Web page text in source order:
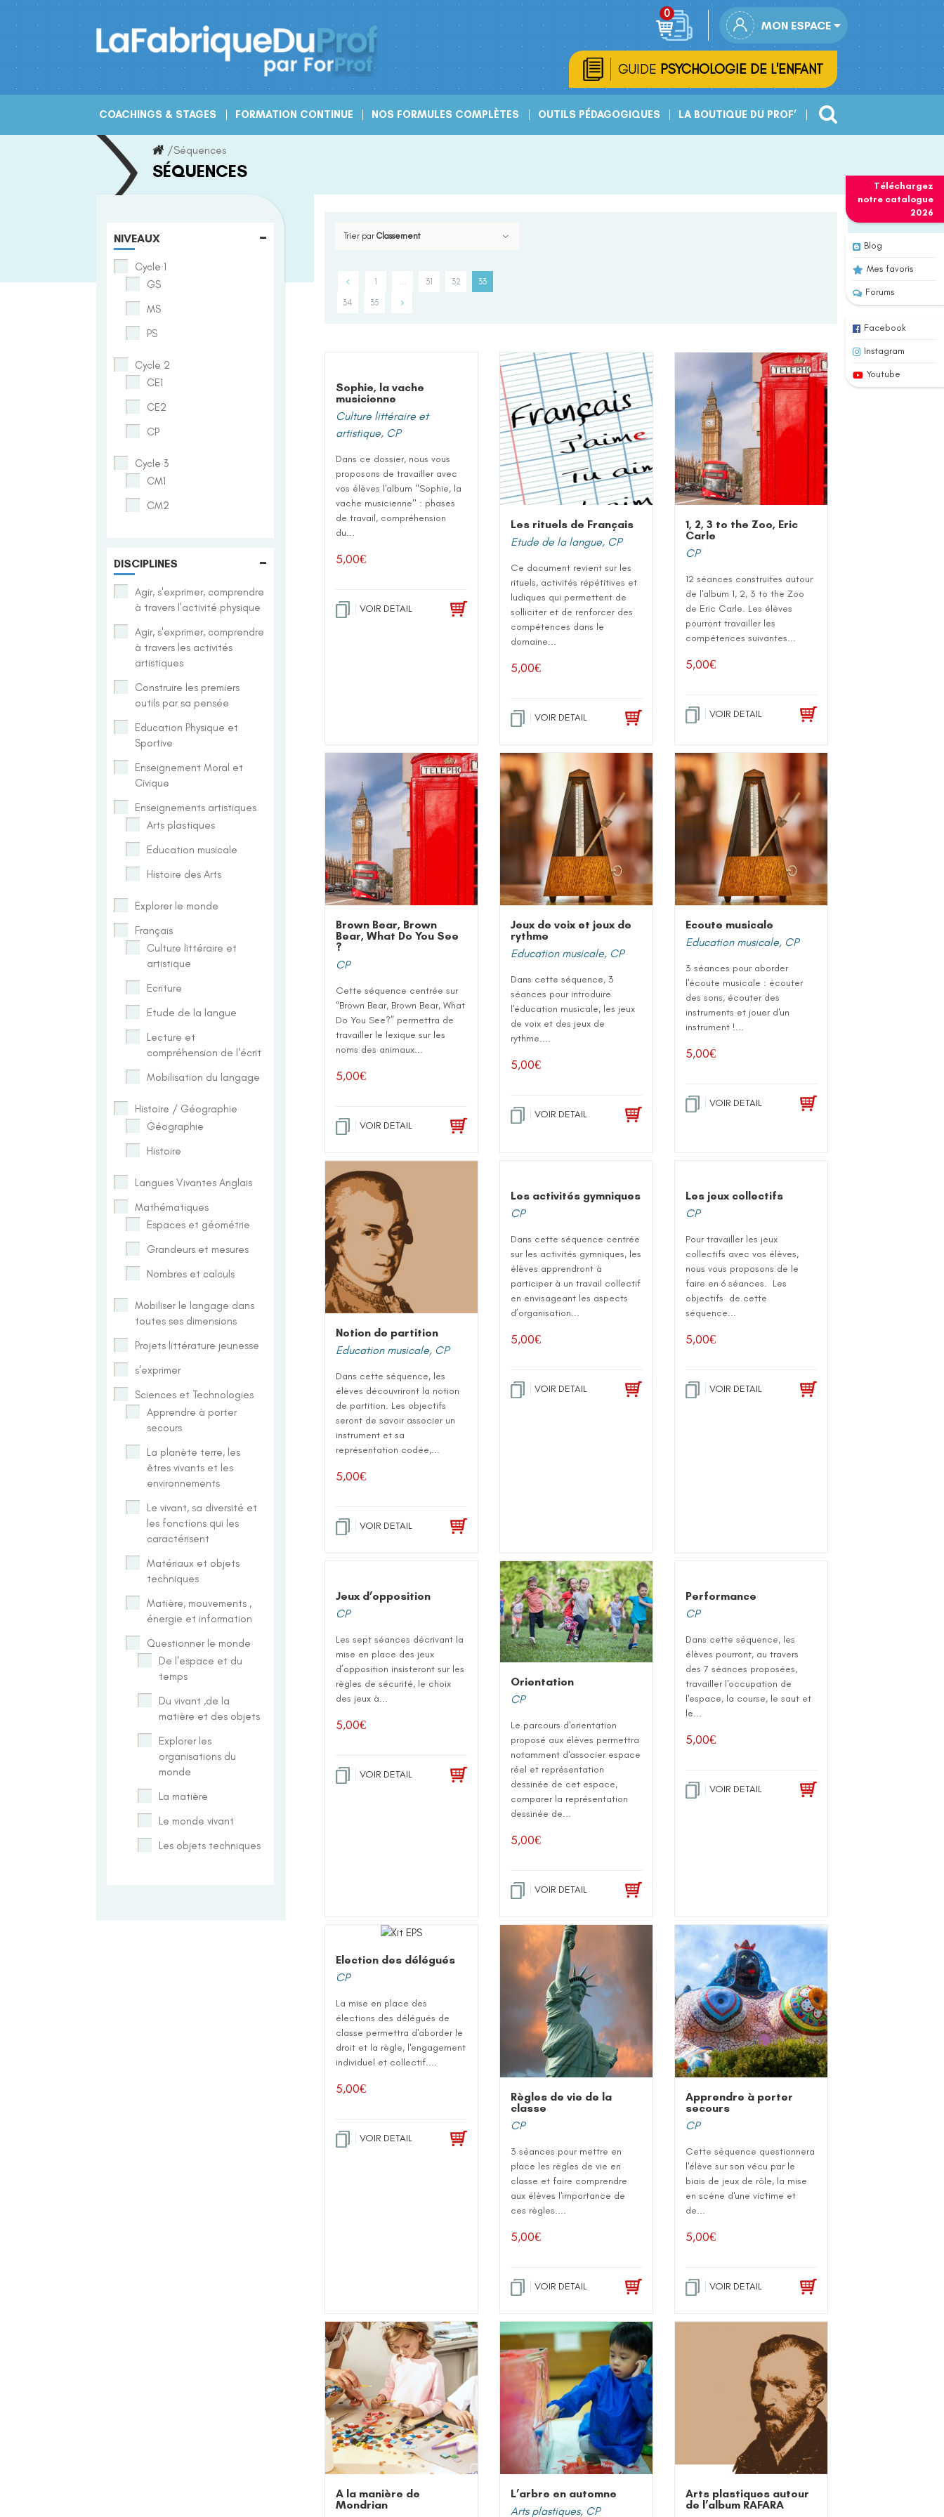
Téléchargez
notre catalogue
2026
Blog
Mes favoris
Forums
Facebook
Instagram
Youtube
Skip
to
MON ESPACE
GUIDE PSYCHOLOGIE DE L'ENFANT
COACHINGS & STAGES FORMATION CONTINUE NOS FORMULES COMPLÈTES OUTILS PÉDAGOGIQUES LA BOUTIQUE DU PROF’
/Séquences
SÉQUENCES
Trier parClassement
1 … 31 32 33
34 35
Sophie, la vache
musicienne
Culture littéraire et
artistique, CP
Dans ce dossier, nous vous
proposons de travailler avec
vos élèves l'album "Sophie, la
vache musicienne" : phases
de travail, compréhension
du...
5,00€
VOIR DETAIL
Les rituels de Français
Etude de la langue, CP
Ce document revient sur les
rituels, activités répétitives et
ludiques qui permettent de
solliciter et de renforcer des
compétences dans le
domaine...
5,00€
VOIR DETAIL
1, 2, 3 to the Zoo, Eric
Carle
CP
12 séances construites autour
de l'album 1, 2, 3 to the Zoo
de Eric Carle. Les élèves
pourront travailler les
compétences suivantes...
5,00€
VOIR DETAIL
Brown Bear, Brown
Bear, What Do You See
?
CP
Cette séquence centrée sur
“Brown Bear, Brown Bear, What
Do You See?” permettra de
travailler le lexique sur les
noms des animaux...
5,00€
VOIR DETAIL
Jeux de voix et jeux de
rythme
Education musicale, CP
Dans cette séquence, 3
séances pour introduire
l'éducation musicale, les jeux
de voix et des jeux de
rythme....
5,00€
VOIR DETAIL
Ecoute musicale
Education musicale, CP
3 séances pour aborder
l'écoute musicale : écouter
des sons, écouter des
instruments et jouer d'un
instrument !...
5,00€
VOIR DETAIL
Notion de partition
Education musicale, CP
Dans cette séquence, les
élèves découvriront la notion
de partition. Les objectifs
seront de savoir associer un
instrument et sa
représentation codée,...
5,00€
VOIR DETAIL
Les activités gymniques
CP
Dans cette séquence centrée
sur les activités gymniques, les
élèves apprendront à
participer à un travail collectif
en envisageant les aspects
d’organisation...
5,00€
VOIR DETAIL
Les jeux collectifs
CP
Pour travailler les jeux
collectifs avec vos élèves,
nous vous proposons de le
faire en 6 séances. Les
objectifs de cette
séquence...
5,00€
VOIR DETAIL
Jeux d’opposition
CP
Les sept séances décrivant la
mise en place des jeux
d’opposition insisteront sur les
règles de sécurité, le choix
des jeux à...
5,00€
VOIR DETAIL
Orientation
CP
Le parcours d'orientation
proposé aux élèves permettra
notamment d'associer espace
réel et représentation
dessinée de cet espace,
comparer la représentation
dessinée de...
5,00€
VOIR DETAIL
Performance
CP
Dans cette séquence, les
élèves pourront, au travers
des 7 séances proposées,
travailler l'occupation de
l'espace, la course, le saut et
le...
5,00€
VOIR DETAIL
Election des délégués
CP
La mise en place des
élections des délégués de
classe permettra d'aborder le
droit et la règle, l'engagement
individuel et collectif....
5,00€
VOIR DETAIL
Règles de vie de la
classe
CP
3 séances pour mettre en
place les règles de vie en
classe et faire comprendre
aux élèves l'importance de
ces règles....
5,00€
VOIR DETAIL
Apprendre à porter
secours
CP
Cette séquence questionnera
l'élève sur son vécu par le
biais de jeux de rôle, la mise
en scène d'une victime et
de...
5,00€
VOIR DETAIL
A la manière de
Mondrian
L’arbre en automne
Arts plastiques, CP
Arts plastiques autour
de l’album RAFARA
NIVEAUX -
Cycle 1
GS
MS
PS
Cycle 2
CE1
CE2
CP
Cycle 3
CM1
CM2
DISCIPLINES -
Agir, s'exprimer, comprendre
à travers l'activité physique
Agir, s'exprimer, comprendre
à travers les activités
artistiques
Construire les premiers
outils par sa pensée
Education Physique et
Sportive
Enseignement Moral et
Civique
Enseignements artistiques
Arts plastiques
Education musicale
Histoire des Arts
Explorer le monde
Français
Culture littéraire et
artistique
Ecriture
Etude de la langue
Lecture et
compréhension de l'écrit
Mobilisation du langage
Histoire / Géographie
Géographie
Histoire
Langues Vivantes Anglais
Mathématiques
Espaces et géométrie
Grandeurs et mesures
Nombres et calculs
Mobiliser le langage dans
toutes ses dimensions
Projets littérature jeunesse
s'exprimer
Sciences et Technologies
Apprendre à porter
secours
La planète terre, les
êtres vivants et les
environnements
Le vivant, sa diversité et
les fonctions qui les
caractérisent
Matériaux et objets
techniques
Matière, mouvements ,
énergie et information
Questionner le monde
De l'espace et du
temps
Du vivant ,de la
matière et des objets
Explorer les
organisations du
monde
La matière
Le monde vivant
Les objets techniques